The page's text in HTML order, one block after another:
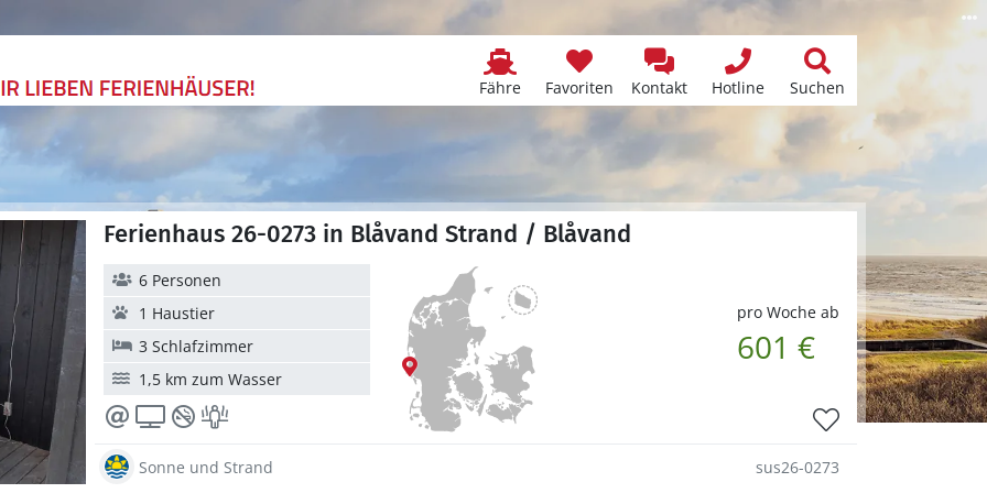
Fähre Favoriten Kontakt Hotline Suchen
Ferienhaus 26-0273 in Blåvand Strand / Blåvand
pro Woche ab
601 €
6 Personen
1 Haustier
3 Schlafzimmer
1,5 km zum Wasser
Sonne und Strand sus26-0273